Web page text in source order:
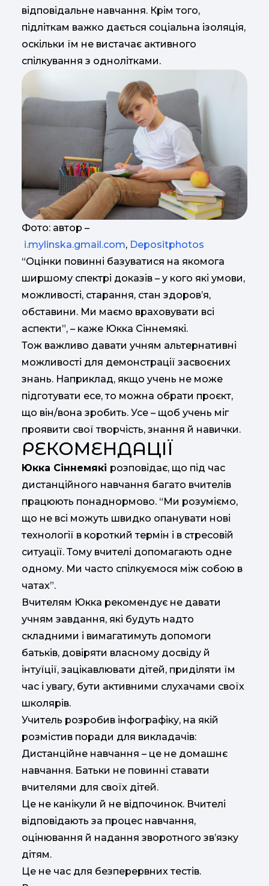
відповідальне навчання. Крім того,
підліткам важко дається соціальна ізоляція,
оскільки їм не вистачає активного
спілкування з однолітками.
Фото: автор –
i.mylinska.gmail.com, Depositphotos
“Оцінки повинні базуватися на якомога
ширшому спектрі доказів – у кого які умови,
можливості, старання, стан здоров’я,
обставини. Ми маємо враховувати всі
аспекти”, – каже Юкка Сіннемякі.
Тож важливо давати учням альтернативні
можливості для демонстрації засвоєних
знань. Наприклад, якщо учень не може
підготувати есе, то можна обрати проєкт,
що він/вона зробить. Усе – щоб учень міг
проявити свої творчість, знання й навички.
РЕКОМЕНДАЦІЇ
Юкка Сіннемякі розповідає, що під час
дистанційного навчання багато вчителів
працюють понаднормово. “Ми розуміємо,
що не всі можуть швидко опанувати нові
технології в короткий термін і в стресовій
ситуації. Тому вчителі допомагають одне
одному. Ми часто спілкуємося між собою в
чатах”.
Вчителям Юкка рекомендує не давати
учням завдання, які будуть надто
складними і вимагатимуть допомоги
батьків, довіряти власному досвіду й
інтуїції, зацікавлювати дітей, приділяти їм
час і увагу, бути активними слухачами своїх
школярів.
Учитель розробив інфографіку, на якій
розмістив поради для викладачів:
Дистанційне навчання – це не домашнє
навчання. Батьки не повинні ставати
вчителями для своїх дітей.
Це не канікули й не відпочинок. Вчителі
відповідають за процес навчання,
оцінювання й надання зворотного зв’язку
дітям.
Це не час для безперервних тестів.